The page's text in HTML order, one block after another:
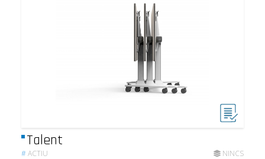
Talent
#ACTIU NINCS